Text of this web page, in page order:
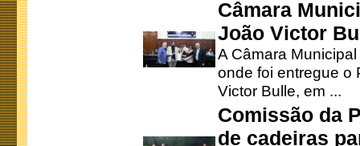
Câmara
João Victor
A Câmara
onde foi entregue o
Victor Bulle, em ...
Comissão da
de cadeiras